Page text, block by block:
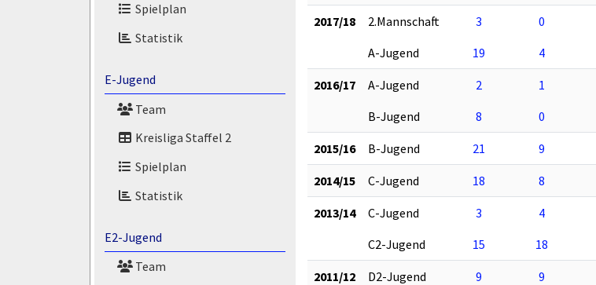
Spielplan
Statistik
E-Jugend
Team
Kreisliga Staffel 2
Spielplan
Statistik
E2-Jugend
Team
2017/18 2.Mannschaft 3 0
A-Jugend
19 4
2016/17 A-Jugend 2 1
B-Jugend
8 0
2015/16 B-Jugend 21 9
2014/15 C-Jugend 18 8
2013/14 C-Jugend 3 4
C2-Jugend
15 18
2011/12 D2-Jugend 9 9